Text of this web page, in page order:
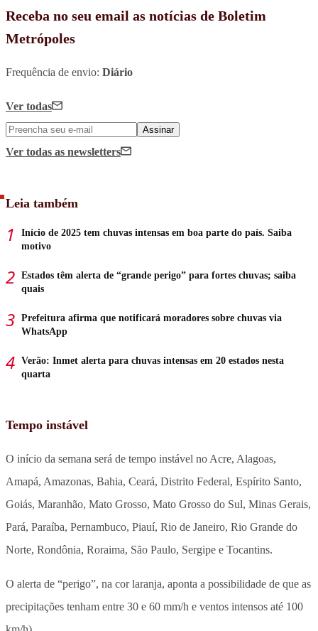
Receba no seu email as notícias de Boletim
Metrópoles
Frequência de envio: Diário
Ver todas
Assinar
Ver todas as newsletters
Leia também
Início de 2025 tem chuvas intensas em boa parte do país. Saiba
motivo
Estados têm alerta de “grande perigo” para fortes chuvas; saiba
quais
Prefeitura afirma que notificará moradores sobre chuvas via
WhatsApp
Verão: Inmet alerta para chuvas intensas em 20 estados nesta
quarta
Tempo instável
O início da semana será de tempo instável no Acre, Alagoas,
Amapá, Amazonas, Bahia, Ceará, Distrito Federal, Espírito Santo,
Goiás, Maranhão, Mato Grosso, Mato Grosso do Sul, Minas Gerais,
Pará, Paraíba, Pernambuco, Piauí, Rio de Janeiro, Rio Grande do
Norte, Rondônia, Roraima, São Paulo, Sergipe e Tocantins.
O alerta de “perigo”, na cor laranja, aponta a possibilidade de que as
precipitações tenham entre 30 e 60 mm/h e ventos intensos até 100